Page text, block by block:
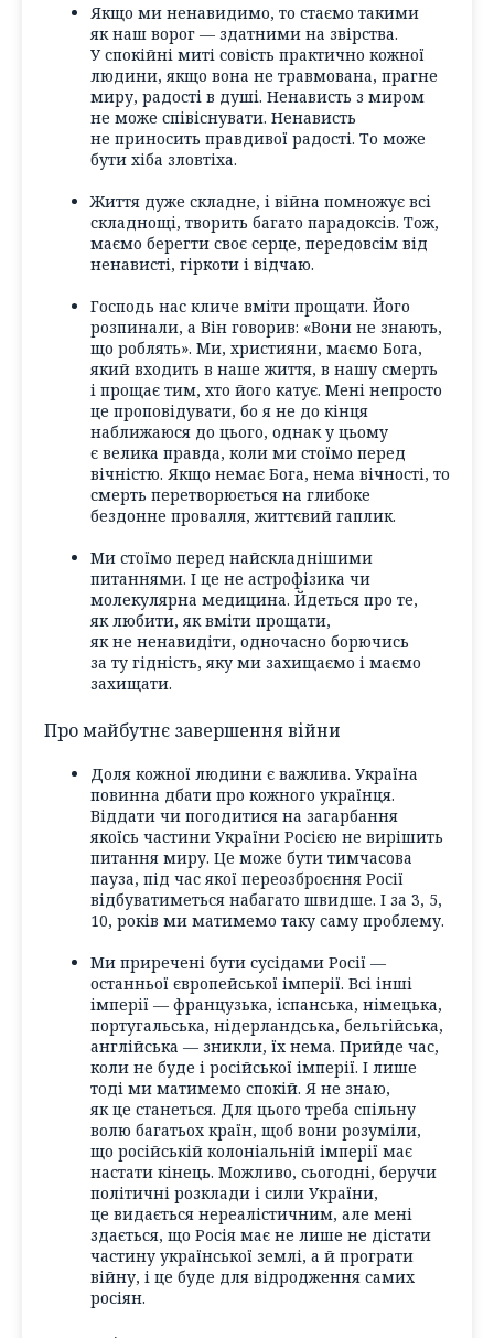
Якщо ми ненавидимо, то стаємо такими
як наш ворог — здатними на звірства.
У спокійні миті совість практично кожної
людини, якщо вона не травмована, прагне
миру, радості в душі. Ненависть з миром
не може співіснувати. Ненависть
не приносить правдивої радості. То може
бути хіба зловтіха.
Життя дуже складне, і війна помножує всі
складнощі, творить багато парадоксів. Тож,
маємо берегти своє серце, передовсім від
ненависті, гіркоти і відчаю.
Господь нас кличе вміти прощати. Його
розпинали, а Він говорив: «Вони не знають,
що роблять». Ми, християни, маємо Бога,
який входить в наше життя, в нашу смерть
і прощає тим, хто його катує. Мені непросто
це проповідувати, бо я не до кінця
наближаюся до цього, однак у цьому
є велика правда, коли ми стоїмо перед
вічністю. Якщо немає Бога, нема вічності, то
смерть перетворюється на глибоке
бездонне провалля, життєвий гаплик.
Ми стоїмо перед найскладнішими
питаннями. І це не астрофізика чи
молекулярна медицина. Йдеться про те,
як любити, як вміти прощати,
як не ненавидіти, одночасно борючись
за ту гідність, яку ми захищаємо і маємо
захищати.
Про майбутнє завершення війни
Доля кожної людини є важлива. Україна
повинна дбати про кожного українця.
Віддати чи погодитися на загарбання
якоїсь частини України Росією не вирішить
питання миру. Це може бути тимчасова
пауза, під час якої переозброєння Росії
відбуватиметься набагато швидше. І за 3, 5,
10, років ми матимемо таку саму проблему.
Ми приречені бути сусідами Росії —
останньої європейської імперії. Всі інші
імперії — французька, іспанська, німецька,
португальська, нідерландська, бельгійська,
англійська — зникли, їх нема. Прийде час,
коли не буде і російської імперії. І лише
тоді ми матимемо спокій. Я не знаю,
як це станеться. Для цього треба спільну
волю багатьох країн, щоб вони розуміли,
що російській колоніальній імперії має
настати кінець. Можливо, сьогодні, беручи
політичні розклади і сили України,
це видається нереалістичним, але мені
здається, що Росія має не лише не дістати
частину української землі, а й програти
війну, і це буде для відродження самих
росіян.